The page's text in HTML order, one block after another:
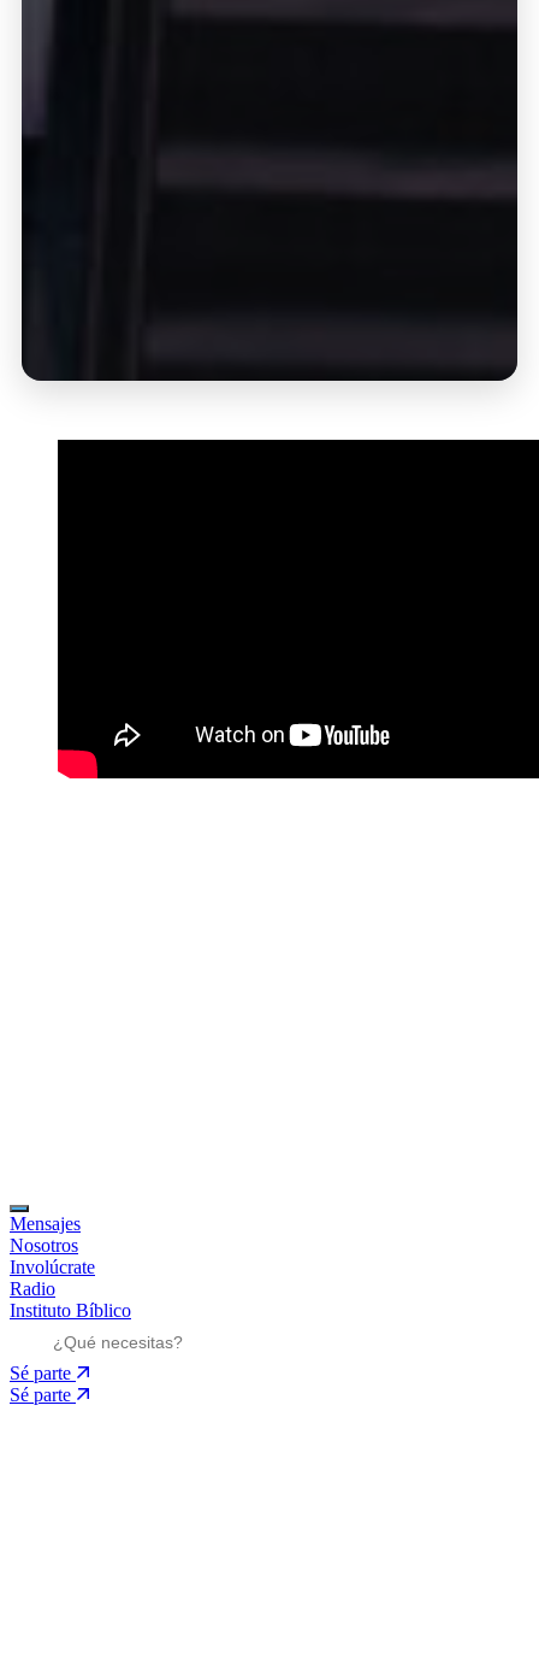
Mensajes
Nosotros
Involúcrate
Radio
Instituto Bíblico
Sé parte
Sé parte